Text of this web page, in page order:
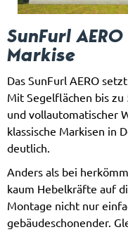
SunFurl
Markise
Das SunFurl AERO
Mit Segelflächen bis zu
und vollautomatischer
klassische Markisen in
deutlich.
Anders als bei
kaum Hebelkräfte auf
Montage nicht nur
gebäudeschonender.